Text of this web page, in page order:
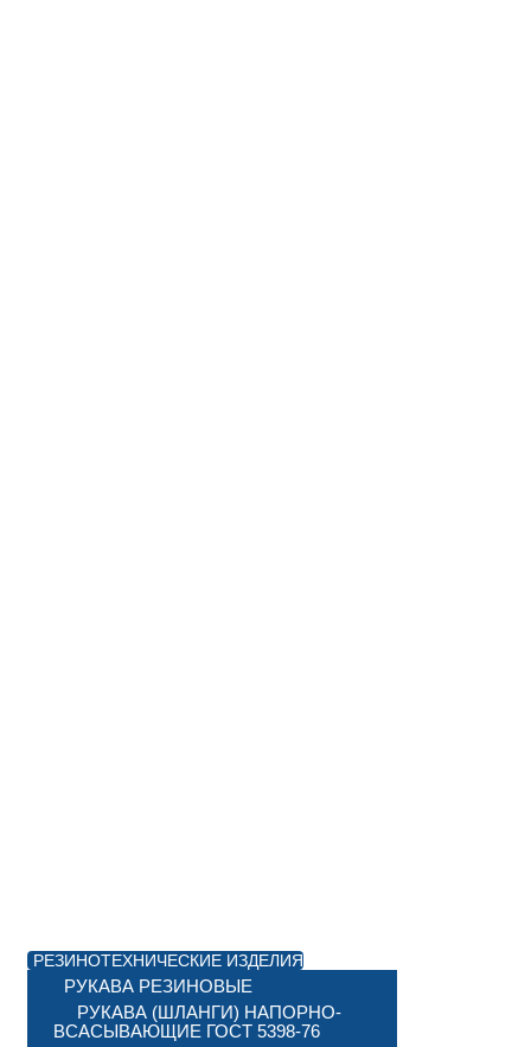
РЕЗИНОТЕХНИЧЕСКИЕ ИЗДЕЛИЯ
РУКАВА РЕЗИНОВЫЕ
РУКАВА (ШЛАНГИ) НАПОРНО-
ВСАСЫВАЮЩИЕ ГОСТ 5398-76